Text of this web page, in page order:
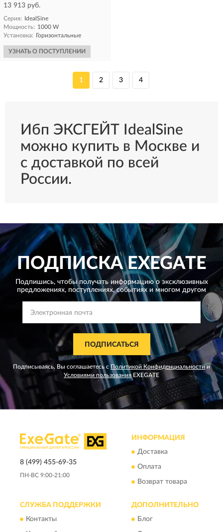
13 913 руб.
Серия: IdealSine
Мощность: 1000 W
Установка: Горизонтальные
УЗНАТЬ О ПОСТУПЛЕНИИ
1 2 3 4
Ибп ЭКСГЕЙТ IdealSine
можно купить в Москве и
с доставкой по всей
России.
ПОДПИСКАEXEGATE
Подпишись, чтобы получать информацию о эксклюзивных
предложениях, поступлениях, событиях и многом другом
ПОДПИСАТЬСЯ
Подписываясь, Вы соглашаетесь сПолитикой Конфиденциальности и
Условиями пользованияEXEGATE
8 (499) 455-69-35
ПН-ВС 9:00-21:00
ИНФОРМАЦИЯ
Доставка
Оплата
Возврат товара
СЛУЖБА ПОДДЕРЖКИ
Контакты
ДОПОЛНИТЕЛЬНО
Блог